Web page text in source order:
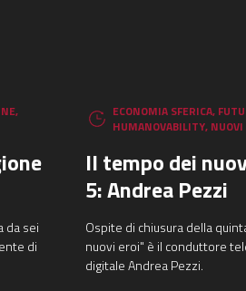
,
da sei
di
ECONOMIA SFERICA,
HUMANOVABILITY, NUOVI
Il tempo dei
5: Andrea Pezzi
Ospite di chiusura della
nuovi eroi" è il conduttore
digitale Andrea Pezzi.